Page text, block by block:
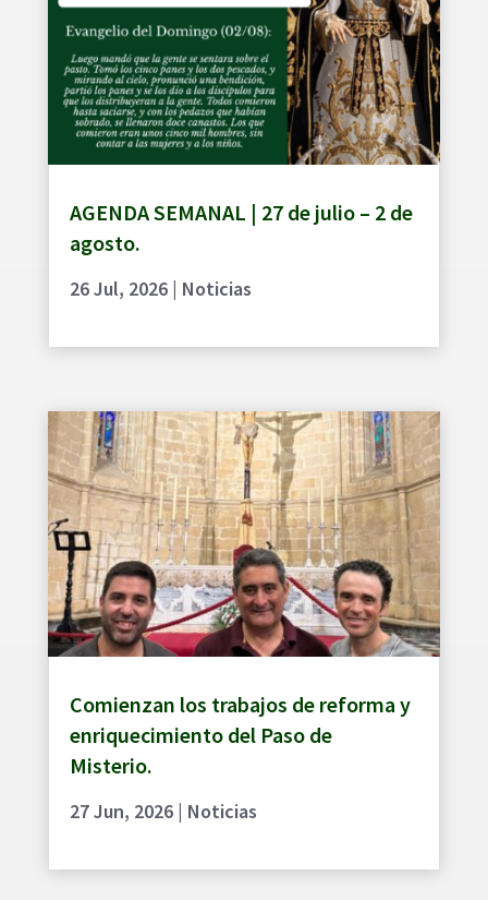
AGENDA SEMANAL | 27 de julio – 2 de
agosto.
26 Jul, 2026| Noticias
Comienzan los trabajos de reforma y
enriquecimiento del Paso de
Misterio.
27 Jun, 2026| Noticias